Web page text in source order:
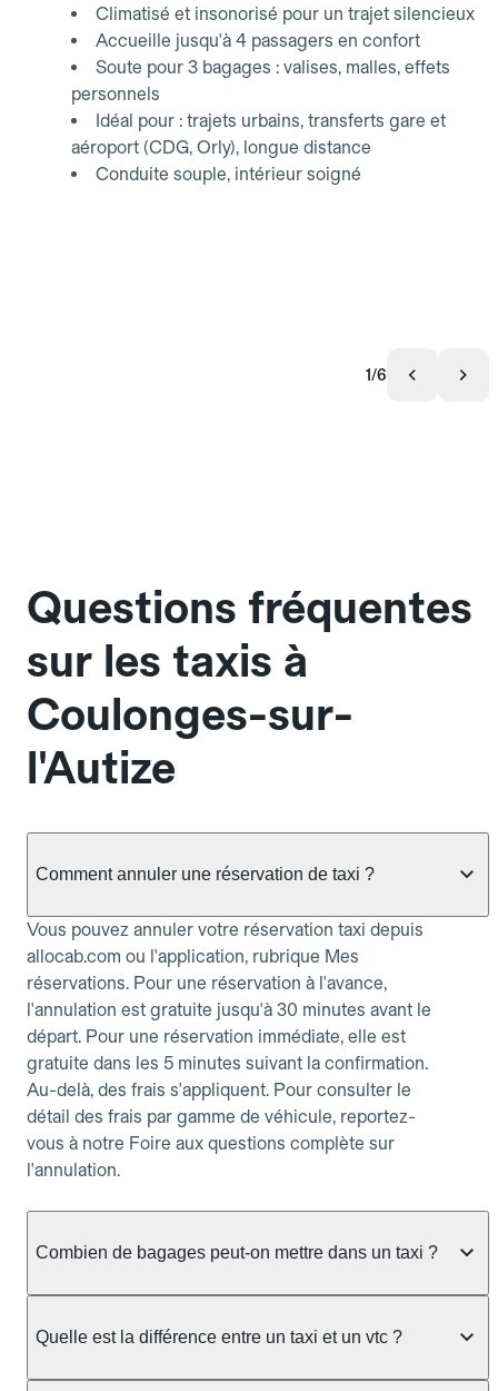
Climatisé et insonorisé pour un trajet silencieux
Accueille jusqu'à 4 passagers en confort
Soute pour 3 bagages : valises, malles, effets
personnels
Idéal pour : trajets urbains, transferts gare et
aéroport (CDG, Orly), longue distance
Conduite souple, intérieur soigné
1/6
Questions fréquentes
sur les taxis à
Coulonges-sur-
l'Autize
Comment annuler une réservation de taxi ?
Vous pouvez annuler votre réservation taxi depuis
allocab.com ou l'application, rubrique Mes
réservations. Pour une réservation à l'avance,
l'annulation est gratuite jusqu'à 30 minutes avant le
départ. Pour une réservation immédiate, elle est
gratuite dans les 5 minutes suivant la confirmation.
Au-delà, des frais s'appliquent. Pour consulter le
détail des frais par gamme de véhicule, reportez-
vous à notre Foire aux questions complète sur
l'annulation.
Combien de bagages peut-on mettre dans un taxi ?
taxi berline accueille en général jusqu'à 3 bagages
Quelle est la différence entre un taxi et un vtc ?